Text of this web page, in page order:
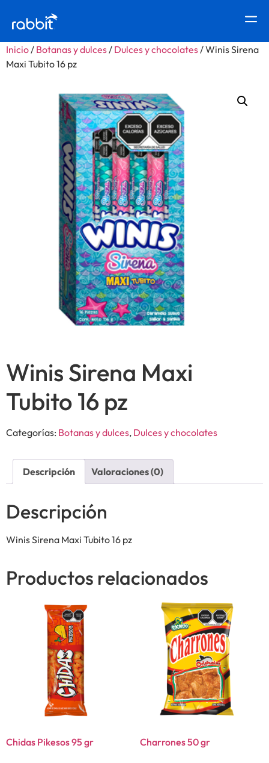
Inicio/ Botanas y dulces/ Dulces y chocolates/ Winis Sirena
Maxi Tubito 16 pz
Winis Sirena Maxi
Tubito 16 pz
Categorías: Botanas y dulces, Dulces y chocolates
Descripción Valoraciones (0)
Descripción
Winis Sirena Maxi Tubito 16 pz
Productos relacionados
Chidas Pikesos 95 gr Charrones 50 gr